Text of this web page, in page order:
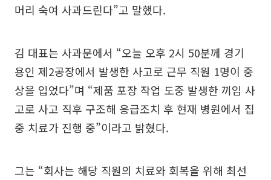
머리 숙여 사과드린다”고 말했다.
김 대표는 사과문에서 “오늘 오후 2시 50분께 경기
용인 제2공장에서 발생한 사고로 근무 직원 1명이 중
상을 입었다”며 “제품 포장 작업 도중 발생한 끼임 사
고로 사고 직후 구조해 응급조치 후 현재 병원에서 집
중 치료가 진행 중”이라고 밝혔다.
그는 “회사는 해당 직원의 치료와 회복을 위해 최선